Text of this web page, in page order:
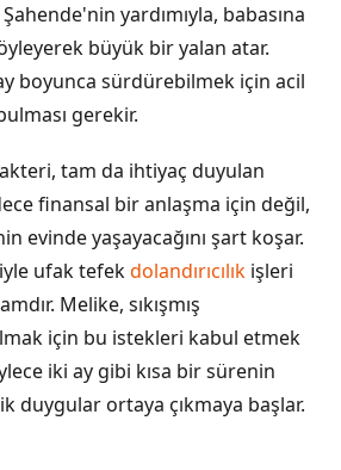
ve Yapım Detayları
ve İzleyici İlgisi
Şahende'nin yardımıyla, babasına
büyük bir yalan atar.
boyunca sürdürebilmek için acil
gerekir.
tam da ihtiyaç duyulan
finansal bir anlaşma için değil,
evinde yaşayacağını şart koşar.
ufak tefekdolandırıcılık işleri
Melike, sıkışmış
için bu istekleri kabul etmek
iki ay gibi kısa bir sürenin
duygular ortaya çıkmaya başlar.